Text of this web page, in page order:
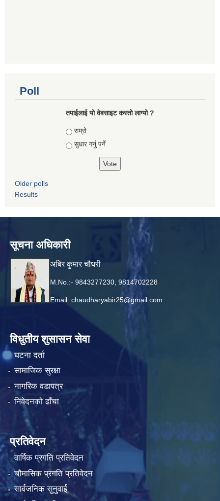
Poll
तपाई‌लाई यो वेबसाइट कस्तो लाग्यो ?
Choices
राम्रो
सुधार गर्नु पर्ने
Older polls
Results
सूचना अधिकारी
अबिर कुमार चौधरी
M.No.:- 9843277230, 9814702228
Email: chaudharyabir25@gmail.com
विधुतीय शुसासन सेवा
घटना दर्ता
सामाजिक सुरक्षा
नागरिक वडापत्र
निवेदनको ढाँचा
प्रतिवेदन
वार्षिक प्रगति प्रतिवेदन
चौमासिक प्रगति प्रतिवेदन
सार्वजनिक सुनुवाई